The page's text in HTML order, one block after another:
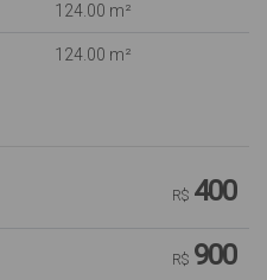
124 .00 m²
124 .00 m²
R$ 400
R$ 900